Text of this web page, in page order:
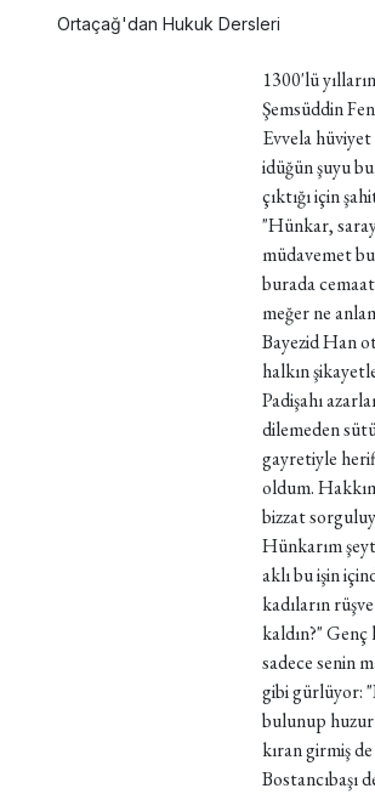
Ortaçağ'dan Hukuk Dersleri
1300'lü
Şemsüddin
Evvela
idüğün şuyu
çıktığı için
"Hünkar,
müdavemet
burada
meğer ne
Bayezid Han
halkın
Padişahı
dilemeden
gayretiyle
oldum.
bizzat
Hünkarım
aklı bu işin
kadıların
kaldın?"
sadece senin
gibi gürlüyor:
bulunup
kıran girmiş
Bostancıbaşı